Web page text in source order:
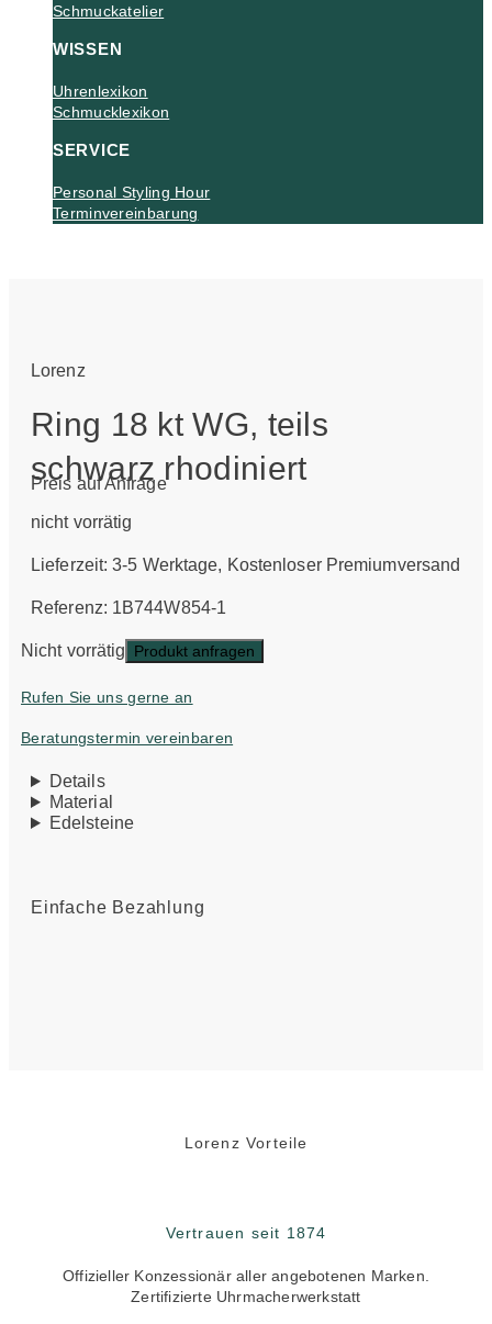
Schmuckatelier
WISSEN
Uhrenlexikon
Schmucklexikon
SERVICE
Personal Styling Hour
Terminvereinbarung
Lorenz
Ring 18 kt WG, teils
schwarz rhodiniert
Preis auf Anfrage
nicht vorrätig
Lieferzeit:3-5 Werktage, Kostenloser Premiumversand
Referenz: 1B744W854-1
Nicht vorrätig Produkt anfragen
Rufen Sie uns gerne an
Beratungstermin vereinbaren
Details
Material
Edelsteine
Einfache Bezahlung
Lorenz Vorteile
Vertrauen seit 1874
Offizieller Konzessionär aller angebotenen Marken.
Zertifizierte Uhrmacherwerkstatt